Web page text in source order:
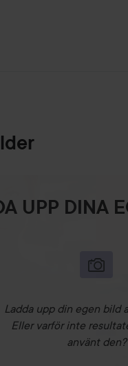
UPP DINA
Ladda upp din egen bild
Eller varför inte
använt den?